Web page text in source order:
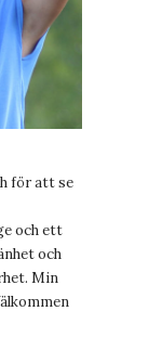
för att se
och ett
och
Min